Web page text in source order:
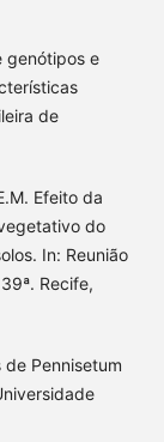
genótipos e
de
Efeito da
do
In: Reunião
Recife,
de Pennisetum